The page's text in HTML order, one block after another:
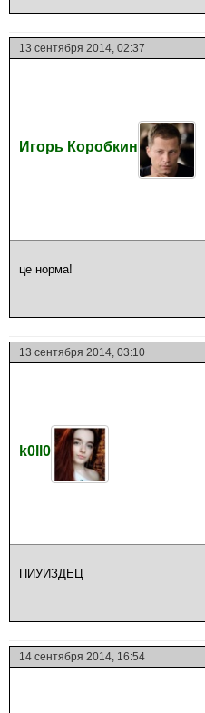
13 сентября 2014, 02:37
Игорь Коробкин
це норма!
13 сентября 2014, 03:10
k0ll0
ПИУИЗДЕЦ
14 сентября 2014, 16:54